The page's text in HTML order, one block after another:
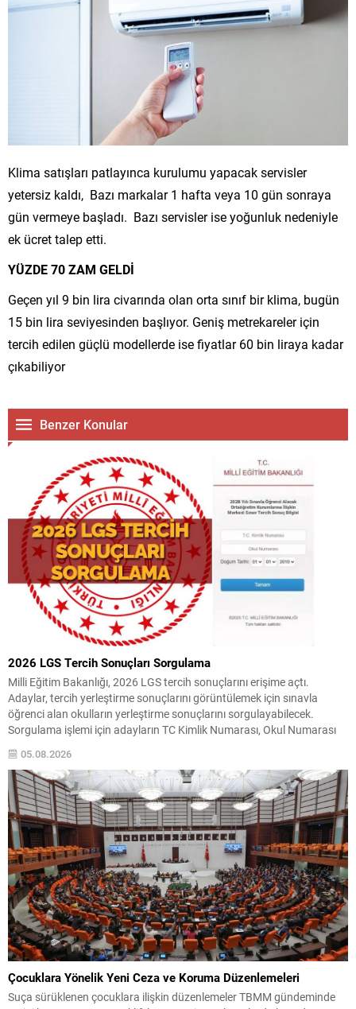
Klima satışları patlayınca kurulumu yapacak servisler
yetersiz kaldı, Bazı markalar 1 hafta veya 10 gün sonraya
gün vermeye başladı. Bazı servisler ise yoğunluk nedeniyle
ek ücret talep etti.
YÜZDE 70 ZAM GELDİ
Geçen yıl 9 bin lira civarında olan orta sınıf bir klima, bugün
15 bin lira seviyesinden başlıyor. Geniş metrekareler için
tercih edilen güçlü modellerde ise fiyatlar 60 bin liraya kadar
çıkabiliyor
Benzer Konular
2026 LGS Tercih Sonuçları Sorgulama
Milli Eğitim Bakanlığı, 2026 LGS tercih sonuçlarını erişime açtı.
Adaylar, tercih yerleştirme sonuçlarını görüntülemek için sınavla
öğrenci alan okulların yerleştirme sonuçlarını sorgulayabilecek.
Sorgulama işlemi için adayların TC Kimlik Numarası, Okul Numarası
ve Doğum Tarihi (Gün, Ay, Yıl) bilgilerini ilgili ekrana girerek
sonuçlarına ulaşmaları yeterlidir. Yerleştirme ve Kontenjanlar LGS
yerleştirme sonuçlarının...
05.08.2026
Çocuklara Yönelik Yeni Ceza ve Koruma Düzenlemeleri
Suça sürüklenen çocuklara ilişkin düzenlemeler TBMM gündeminde